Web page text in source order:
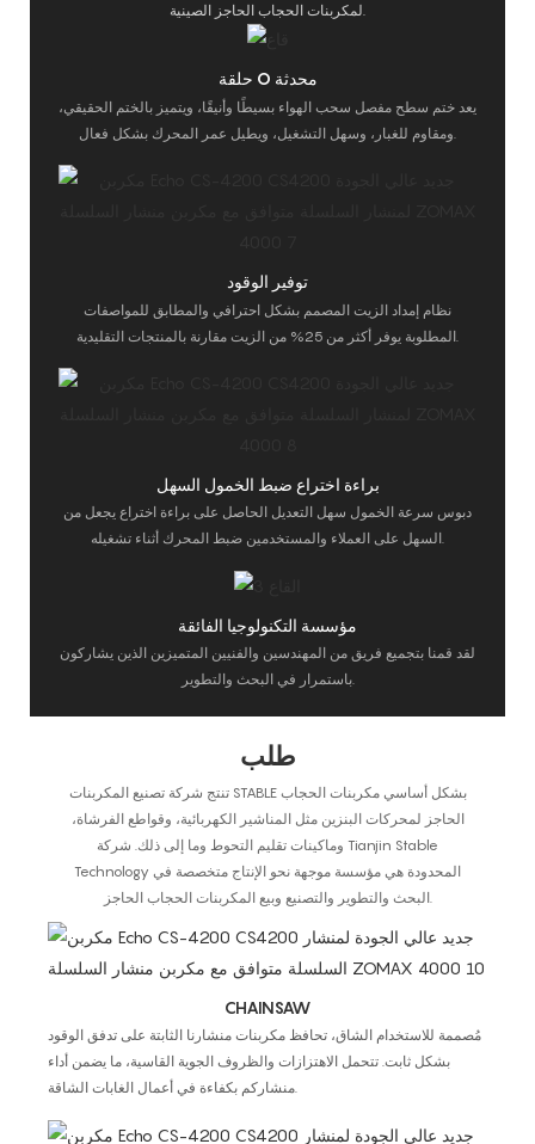
لمكربنات الحجاب الحاجز الصينية.
حلقة O محدثة
يعد ختم سطح مفصل سحب الهواء بسيطًا وأنيقًا، ويتميز بالختم الحقيقي،
توفير الوقود
نظام إمداد الزيت المصمم بشكل احترافي والمطابق للمواصفات
براءة اختراع ضبط الخمول السهل
دبوس سرعة الخمول سهل التعديل الحاصل على براءة اختراع يجعل من
السهل على العملاء والمستخدمين ضبط المحرك أثناء تشغيله.
مؤسسة التكنولوجيا الفائقة
لقد قمنا بتجميع فريق من المهندسين والفنيين المتميزين الذين يشاركون
باستمرار في البحث والتطوير.
طلب
تنتج شركة تصنيع المكربنات STABLE بشكل أساسي مكربنات الحجاب
الحاجز لمحركات البنزين مثل المناشير الكهربائية، وقواطع الفرشاة،
وماكينات تقليم التحوط وما إلى ذلك. شركة Tianjin Stable
Technology المحدودة هي مؤسسة موجهة نحو الإنتاج متخصصة في
البحث والتطوير والتصنيع وبيع المكربنات الحجاب الحاجز.
CHAINSAW
مُصممة للاستخدام الشاق، تحافظ مكربنات منشارنا الثابتة على تدفق الوقود
بشكل ثابت. تتحمل الاهتزازات والظروف الجوية القاسية، ما يضمن أداء